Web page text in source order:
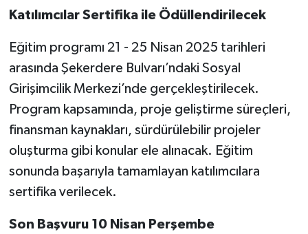
Katılımcılar Sertifika ile Ödüllendirilecek
Eğitim programı 21 - 25 Nisan 2025 tarihleri
arasında Şekerdere Bulvarı’ndaki Sosyal
Girişimcilik Merkezi’nde gerçekleştirilecek.
Program kapsamında, proje geliştirme süreçleri,
finansman kaynakları, sürdürülebilir projeler
oluşturma gibi konular ele alınacak. Eğitim
sonunda başarıyla tamamlayan katılımcılara
sertifika verilecek.
Son Başvuru 10 Nisan Perşembe